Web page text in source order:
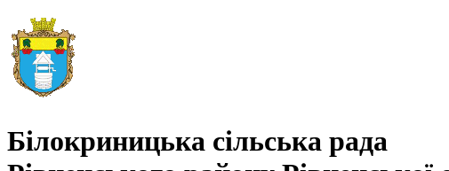
Білокриницька сільська рада